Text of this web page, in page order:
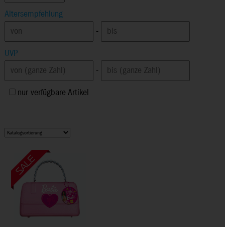
Altersempfehlung
-
UVP
-
nur verfügbare Artikel